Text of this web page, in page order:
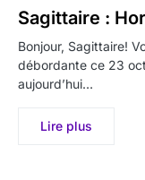
Sagittaire :
Bonjour, Sagittaire!
débordante ce 23
aujourd’hui…
Lire plus